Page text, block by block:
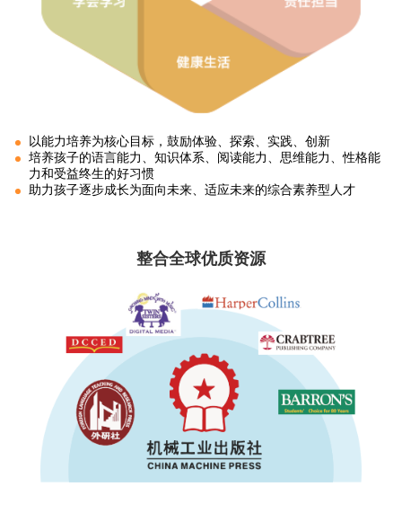
以能力培养为核心目标，鼓励体验、探索、实践、创新
培养孩子的语言能力、知识体系、阅读能力、思维能力、性格能
力和受益终生的好习惯
助力孩子逐步成长为面向未来、适应未来的综合素养型人才
整合全球优质资源